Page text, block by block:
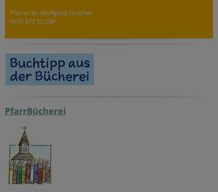
Pfarrer Br. Wolfgang Gracher
0676 877 25 209
PfarrBücherei